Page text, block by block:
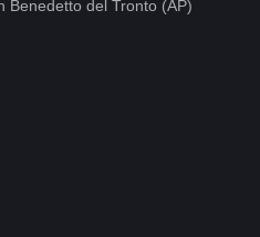
Benedetto del Tronto (AP)